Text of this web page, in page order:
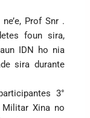
Prof Snr .
foun sira,
IDN ho nia
sira durante
3°
Militar Xina no